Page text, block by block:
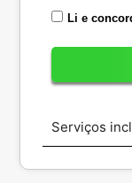
Li e
Serviços